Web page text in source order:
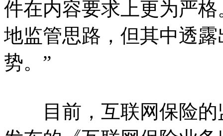
件在内容要求上更为严
地监管思路，但其中透
势。”
目前，互联网保险的